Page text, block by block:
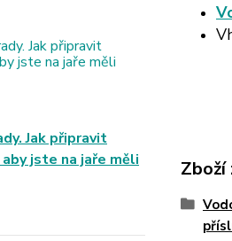
Jak připravit
aby jste na jaře měli
Zboží